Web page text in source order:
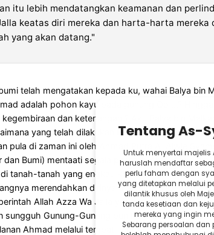
itu lebih mendatangkan keamanan dan
keatas diri mereka dan harta-harta mereka
yang akan datang."
telah mengatakan kepada ku, wahai Balya bin
adalah pohon kayu pada gunung Qof...? Hingga
dan ketenangan ? Aku Balya bin
yang telah dilakukan Putra Khizba saudara
pula di zaman ini oleh Ahmad Putra A. Alwie
Bumi) mentaati segala perintah Allah dan dirimu
tanah-tanah yang engkau kenali bersama Ahmad,
merendahkan dirinya di tanah-tanah yang di
Allah Azza Wa Jalla yang menunjukan kuasa
sungguh Gunung-Gunung pun hendaklah
Ahmad melalui tempat-tempat mereka."